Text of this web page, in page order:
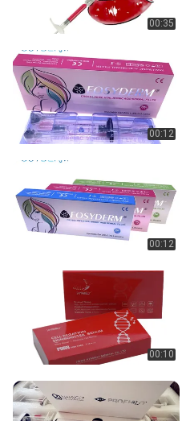
00:35
00:12
00:12
00:10